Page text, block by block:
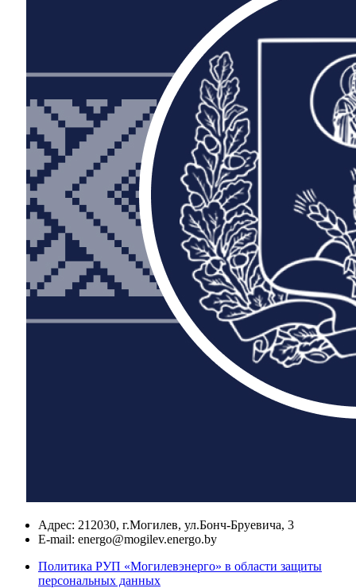
Адрес: 212030, г.Могилев, ул.Бонч-Бруевича, 3
E-mail: energo@mogilev.energo.by
Политика РУП «Могилевэнерго» в области защиты
персональных данных